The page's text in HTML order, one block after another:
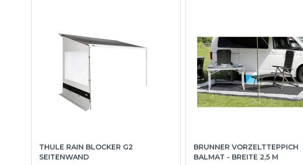
THULE RAIN BLOCKER G2
SEITENWAND
BRUNNER VORZELTTEPPICH
BALMAT - BREITE 2,5 M